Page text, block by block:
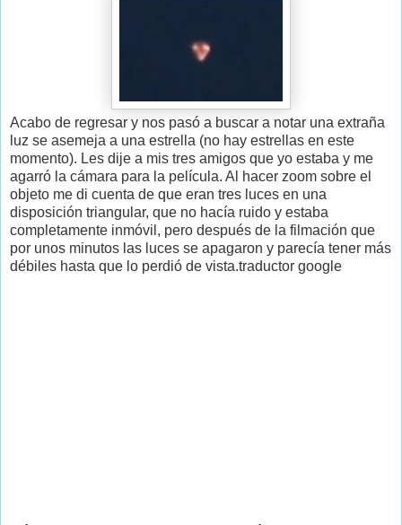
Acabo de regresar y nos pasó a buscar a notar una extraña
luz se asemeja a una estrella (no hay estrellas en este
momento). Les dije a mis tres amigos que yo estaba y me
agarró la cámara para la película. Al hacer zoom sobre el
objeto me di cuenta de que eran tres luces en una
disposición triangular, que no hacía ruido y estaba
completamente inmóvil, pero después de la filmación que
por unos minutos las luces se apagaron y parecía tener más
débiles hasta que lo perdió de vista.traductor google